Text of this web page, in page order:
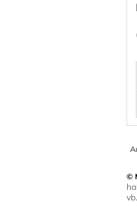
©